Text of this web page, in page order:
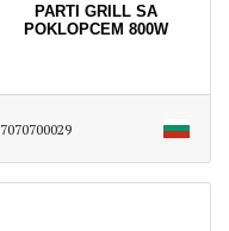
PARTI GRILL SA
POKLOPCEM 800W
7070700029